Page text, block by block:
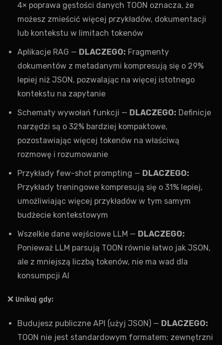
4× poprawa gęstości danych TOON oznacza, że
możesz zmieścić więcej przykładów, dokumentacji
lub kontekstu w limitach tokenów
Aplikacje RAG — DLACZEGO: Fragmenty
dokumentów z metadanymi kompresują się o 29%
lepiej niż JSON, pozwalając na więcej istotnego
kontekstu na zapytanie
Schematy wywołań funkcji — DLACZEGO: Definicje
narzędzi są o 32% bardziej kompaktowe,
pozostawiając więcej tokenów na właściwą
rozmowę i rozumowanie
Przykłady few-shot prompting — DLACZEGO:
Przykłady treningowe kompresują się o 31% lepiej,
umożliwiając więcej przykładów w tym samym
budżecie kontekstowym
Wszelkie dane wejściowe LLM — DLACZEGO:
Ponieważ LLM parsują TOON równie łatwo jak JSON,
ale z mniejszą liczbą tokenów, nie ma wad dla
konsumpcji AI
❌ Unikaj gdy:
Budujesz publiczne API (użyj JSON) — DLACZEGO:
TOON nie jest standardowym formatem; zewnętrzni